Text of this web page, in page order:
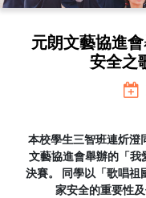
元朗文藝協進
安全之
本校學生三智班連炘澄
文藝協進會舉辦的「
決賽。 同學以「歌唱祖
家安全的重要性